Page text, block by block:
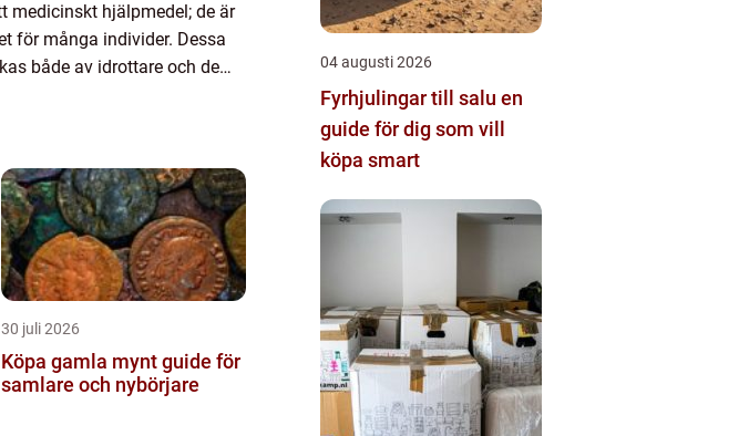
medicinskt hjälpmedel; de är
för många individer. Dessa
både av idrottare och de
30 juli 2026
Köpa gamla mynt guide för
samlare och nybörjare
04 augusti 2026
Fyrhjulingar till salu en
guide för dig som vill
köpa smart